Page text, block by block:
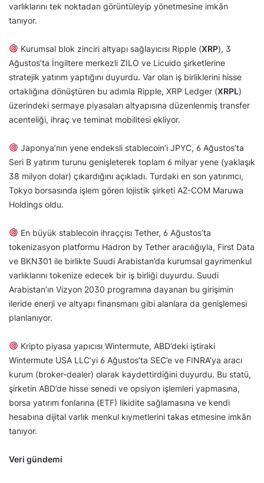
varlıklarını tek noktadan görüntüleyip yönetmesine imkân
tanıyor.
Kurumsal blok zinciri altyapı sağlayıcısı Ripple (XRP), 3
Ağustos’ta İngiltere merkezli ZILO ve Licuido şirketlerine
stratejik yatırım yaptığını duyurdu. Var olan iş birliklerini hisse
ortaklığına dönüştüren bu adımla Ripple, XRP Ledger (XRPL)
üzerindeki sermaye piyasaları altyapısına düzenlenmiş transfer
acenteliği, ihraç ve teminat mobilitesi ekliyor.
Japonya’nın yene endeksli stablecoin’i JPYC, 6 Ağustos’ta
Seri B yatırım turunu genişleterek toplam 6 milyar yene (yaklaşık
38 milyon dolar) çıkardığını açıkladı. Turdaki en son yatırımcı,
Tokyo borsasında işlem gören lojistik şirketi AZ-COM Maruwa
Holdings oldu.
En büyük stablecoin ihraççısı Tether, 6 Ağustos’ta
tokenizasyon platformu Hadron by Tether aracılığıyla, First Data
ve BKN301 ile birlikte Suudi Arabistan’da kurumsal gayrimenkul
varlıklarını tokenize edecek bir iş birliği duyurdu. Suudi
Arabistan’ın Vizyon 2030 programına dayanan bu girişimin
ileride enerji ve altyapı finansmanı gibi alanlara da genişlemesi
planlanıyor.
Kripto piyasa yapıcısı Wintermute, ABD’deki iştiraki
Wintermute USA LLC’yi 6 Ağustos’ta SEC’e ve FINRA’ya aracı
kurum (broker-dealer) olarak kaydettirdiğini duyurdu. Bu statü,
şirketin ABD’de hisse senedi ve opsiyon işlemleri yapmasına,
borsa yatırım fonlarına (ETF) likidite sağlamasına ve kendi
hesabına dijital varlık menkul kıymetlerini takas etmesine imkân
tanıyor.
Veri gündemi